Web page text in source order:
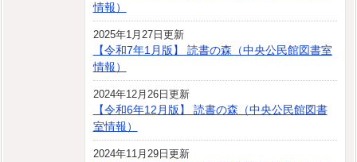
情報）
2025年1月27日更新
【令和7年1月版】 読書の森（中央公民館図書室
情報）
2024年12月26日更新
【令和6年12月版】 読書の森（中央公民館図書
室情報）
2024年11月29日更新